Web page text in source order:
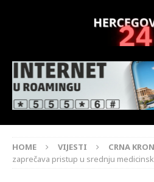
HOME VIJESTI CRNA
zaprečava pristup u srednju